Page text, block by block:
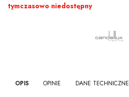
tymczasowo niedostępny
OPIS OPINIE DANE TECHNICZNE